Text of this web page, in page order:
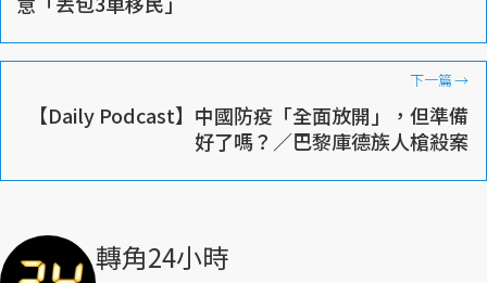
下一篇→
【Daily Podcast】中國防疫「全面放開」，但準備
好了嗎？／巴黎庫德族人槍殺案
轉角24小時